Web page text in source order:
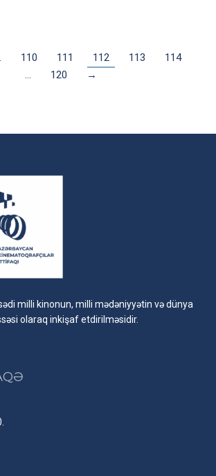
110 111 112 113
114
…
120 →
milli kinonun, milli mədəniyyətin və dünya
olaraq inkişaf etdirilməsidir.